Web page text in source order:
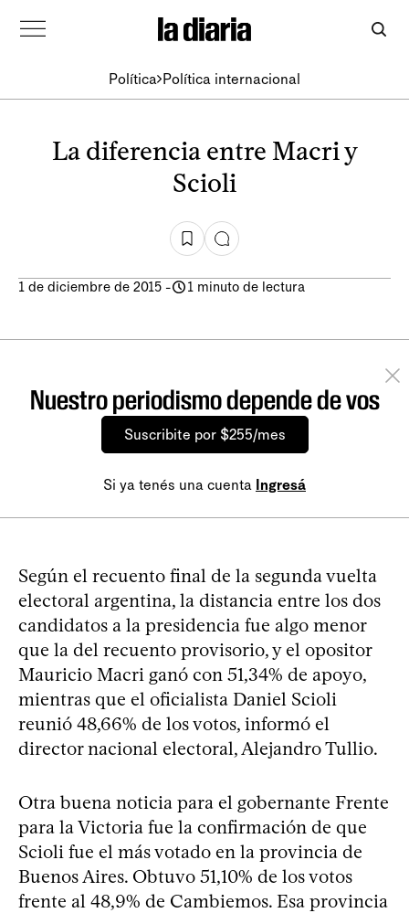
Política Política internacional
La diferencia entre Macri y
Scioli
1 de diciembre de 2015 - 1 minuto de lectura
Nuestro periodismo depende de vos
Suscribite por $255/mes
Si ya tenés una cuenta Ingresá
Según el recuento final de la segunda vuelta
electoral argentina, la distancia entre los dos
candidatos a la presidencia fue algo menor
que la del recuento provisorio, y el opositor
Mauricio Macri ganó con 51,34% de apoyo,
mientras que el oficialista Daniel Scioli
reunió 48,66% de los votos, informó el
director nacional electoral, Alejandro Tullio.
Otra buena noticia para el gobernante Frente
para la Victoria fue la confirmación de que
Scioli fue el más votado en la provincia de
Buenos Aires. Obtuvo 51,10% de los votos
frente al 48,9% de Cambiemos. Esa provincia